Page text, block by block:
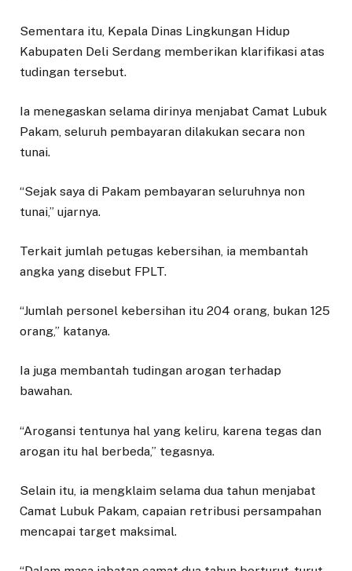
Sementara itu, Kepala Dinas Lingkungan Hidup
Kabupaten Deli Serdang memberikan klarifikasi atas
tudingan tersebut.
Ia menegaskan selama dirinya menjabat Camat Lubuk
Pakam, seluruh pembayaran dilakukan secara non
tunai.
“Sejak saya di Pakam pembayaran seluruhnya non
tunai,” ujarnya.
Terkait jumlah petugas kebersihan, ia membantah
angka yang disebut FPLT.
“Jumlah personel kebersihan itu 204 orang, bukan 125
orang,” katanya.
Ia juga membantah tudingan arogan terhadap
bawahan.
“Arogansi tentunya hal yang keliru, karena tegas dan
arogan itu hal berbeda,” tegasnya.
Selain itu, ia mengklaim selama dua tahun menjabat
Camat Lubuk Pakam, capaian retribusi persampahan
mencapai target maksimal.